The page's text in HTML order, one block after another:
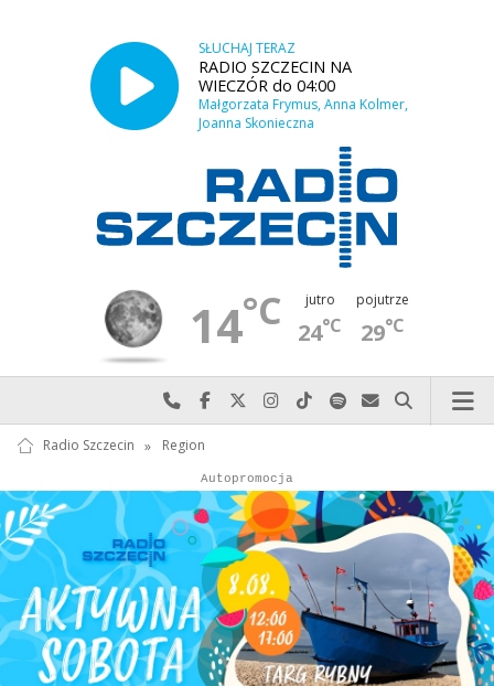
SŁUCHAJ TERAZ
RADIO SZCZECIN NA
WIECZÓR do 04:00
Małgorzata Frymus, Anna Kolmer,
Joanna Skonieczna
14°C jutro
24°C
pojutrze
29°C
Najlepiej po prostu do nas zadzwoń
Odwiedź nas na Facebook-u
Odwiedź nas na X
Odwiedź nas na Instagram-ie
Odwiedź nas na TikTok-u
Szukaj nas na Spotify
Wyślij do nas
Szukaj
Radio Szczecin » Region
Autopromocja
Autopromocja
Reklama